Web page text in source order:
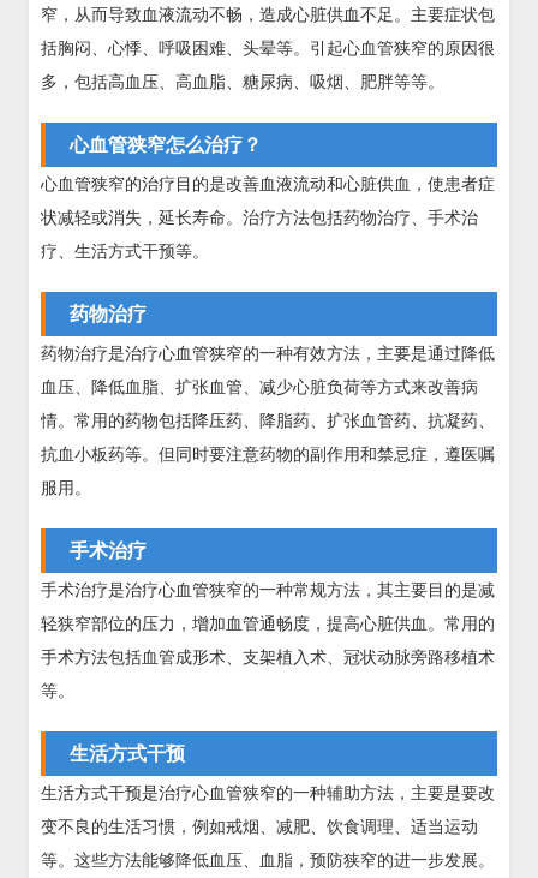
窄，从而导致血液流动不畅，造成心脏供血不足。主要症状包
括胸闷、心悸、呼吸困难、头晕等。引起心血管狭窄的原因很
多，包括高血压、高血脂、糖尿病、吸烟、肥胖等等。
心血管狭窄怎么治疗？
心血管狭窄的治疗目的是改善血液流动和心脏供血，使患者症
状减轻或消失，延长寿命。治疗方法包括药物治疗、手术治
疗、生活方式干预等。
药物治疗
药物治疗是治疗心血管狭窄的一种有效方法，主要是通过降低
血压、降低血脂、扩张血管、减少心脏负荷等方式来改善病
情。常用的药物包括降压药、降脂药、扩张血管药、抗凝药、
抗血小板药等。但同时要注意药物的副作用和禁忌症，遵医嘱
服用。
手术治疗
手术治疗是治疗心血管狭窄的一种常规方法，其主要目的是减
轻狭窄部位的压力，增加血管通畅度，提高心脏供血。常用的
手术方法包括血管成形术、支架植入术、冠状动脉旁路移植术
等。
生活方式干预
生活方式干预是治疗心血管狭窄的一种辅助方法，主要是要改
变不良的生活习惯，例如戒烟、减肥、饮食调理、适当运动
等。这些方法能够降低血压、血脂，预防狭窄的进一步发展。